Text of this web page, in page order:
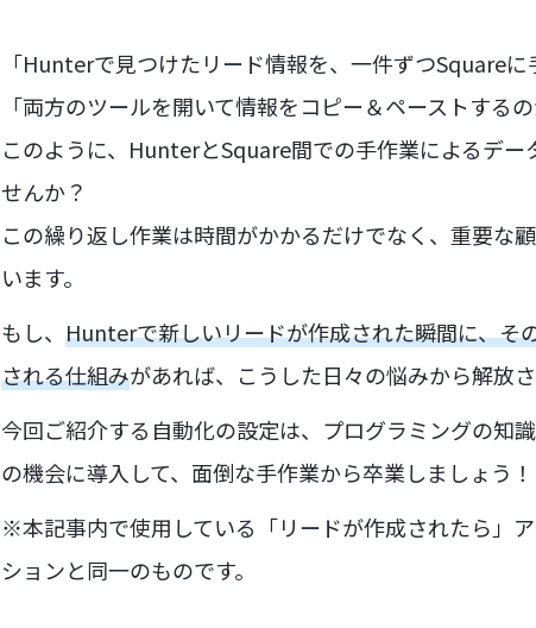
「Hunterで見つけたリード情報を、一件ずつSquare
「両方のツールを開いて情報をコピー＆ペーストする
このように、HunterとSquare間での手作業によるデ
せんか？
この繰り返し作業は時間がかかるだけでなく、重要な
います。
もし、 Hunterで新しいリードが作成された瞬間に、そ
される仕組みがあれば、こうした日々の悩みから解放
今回ご紹介する自動化の設定は、プログラミングの知
の機会に導入して、面倒な手作業から卒業しましょう！
※本記事内で使用している「リードが作成されたら」
ションと同一のものです。